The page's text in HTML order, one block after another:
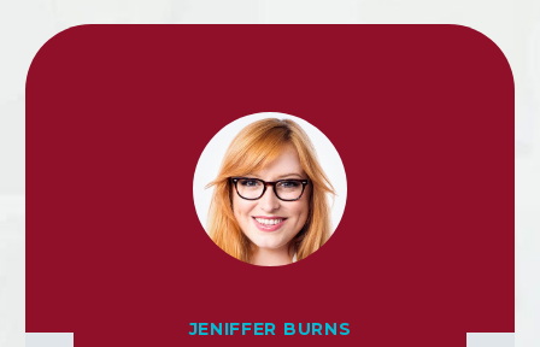
JENIFFER BURNS